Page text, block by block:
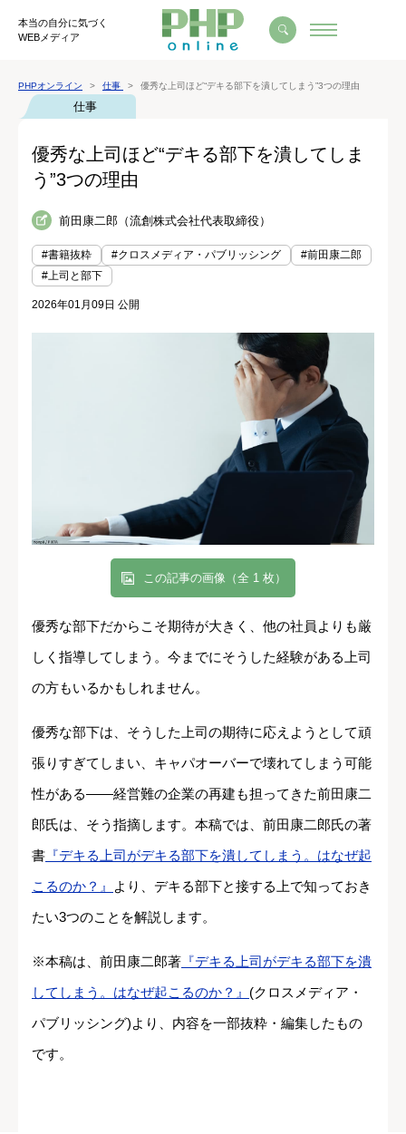
本当の自分に気づく
WEBメディア
PHPオンライン 仕事 優秀な上司ほど“デキる部下を潰してしまう”3つの理由
仕事
優秀な上司ほど“デキる部下を潰してしま
う”3つの理由
前田康二郎（流創株式会社代表取締役）
#書籍抜粋 #クロスメディア・パブリッシング
#前田康二郎
#上司と部下
2026年01月09日 公開
この記事の画像（全 1 枚）
優秀な部下だからこそ期待が大きく、他の社員よりも厳
しく指導してしまう。今までにそうした経験がある上司
の方もいるかもしれません。
優秀な部下は、そうした上司の期待に応えようとして頑
張りすぎてしまい、キャパオーバーで壊れてしまう可能
性がある――経営難の企業の再建も担ってきた前田康二
郎氏は、そう指摘します。本稿では、前田康二郎氏の著
書 『デキる上司がデキる部下を潰してしまう。はなぜ起
こるのか？』
より、デキる部下と接する上で知っておき
たい3つのことを解説します。
※本稿は、前田康二郎著 『デキる上司がデキる部下を潰
してしまう。はなぜ起こるのか？』 (クロスメディア・
パブリッシング)より、内容を一部抜粋・編集したもの
です。